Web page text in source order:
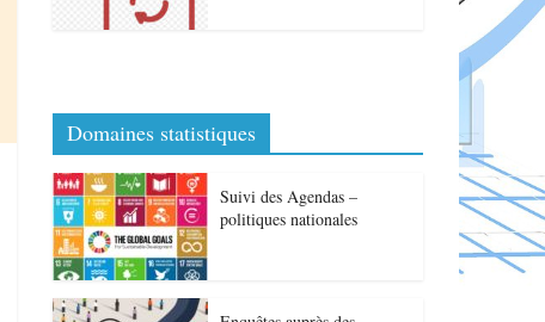
Domaines statistiques
Suivi des Agendas –
politiques nationales